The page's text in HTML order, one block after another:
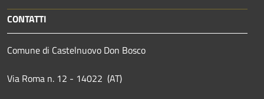
CONTATTI
Comune di Castelnuovo Don Bosco
Via Roma n. 12 - 14022 (AT)